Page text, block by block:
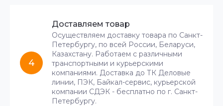
4
Доставляем товар
Осуществляем доставку товара по Санкт-
Петербургу, по всей России, Беларуси,
Казахстану. Работаем с различными
транспортными и курьерскими
компаниями. Доставка до ТК Деловые
линии, ПЭК, Байкал-сервис, курьерской
компании СДЭК - бесплатно по г. Санкт-
Петербургу.